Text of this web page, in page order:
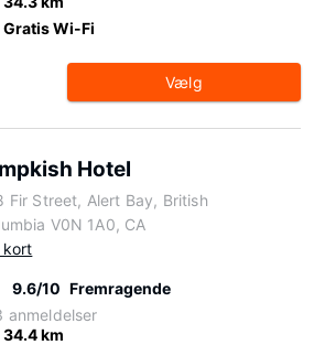
Gratis Wi-Fi
Vælg
Hotel
Fir Street, Alert Bay, British
V0N 1A0, CA
kort
9.6/10 Fremragende
anmeldelser
34.4 km